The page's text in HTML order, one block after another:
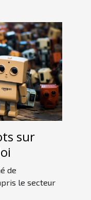
sur
de
le secteur